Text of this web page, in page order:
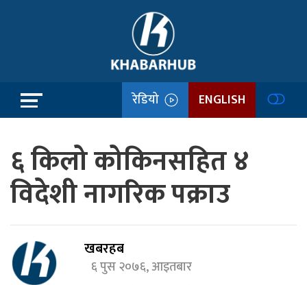
रेडियो ENGLISH
६ किलो कोकिनसहित ४
विदेशी नागरिक पक्राउ
खबरहब
६ पुस २०७६, आइतबार